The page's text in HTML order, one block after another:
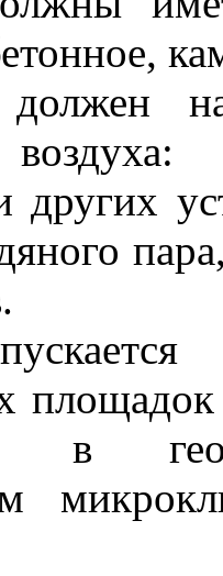
других
в